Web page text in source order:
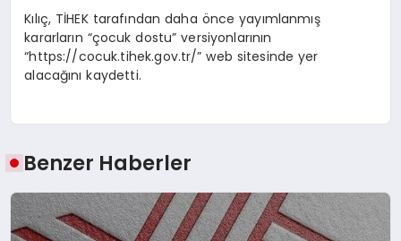
Kılıç, TİHEK tarafından daha önce yayımlanmış
kararların “çocuk dostu” versiyonlarının
“https://cocuk.tihek.gov.tr/” web sitesinde yer
alacağını kaydetti.
Benzer Haberler